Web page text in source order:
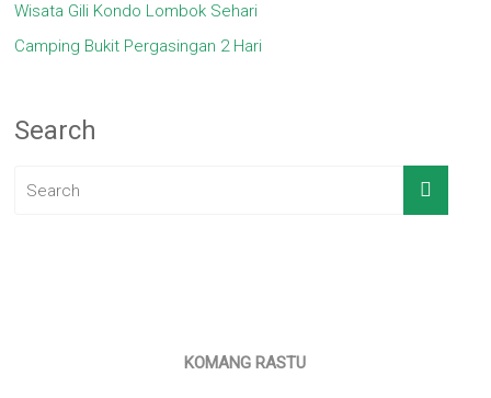
Wisata Gili Kondo Lombok Sehari
Camping Bukit Pergasingan 2 Hari
Search
KOMANG RASTU